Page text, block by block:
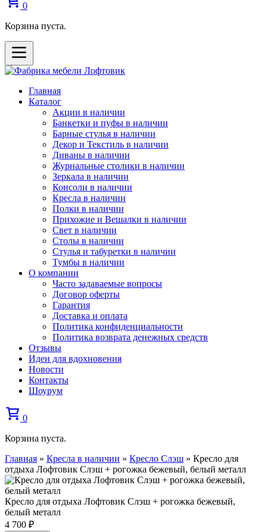
0
Корзина пуста.
Главная
Каталог
Акции в наличии
Банкетки и пуфы в наличии
Барные стулья в наличии
Декор и Текстиль в наличии
Диваны в наличии
Журнальные столики в наличии
Зеркала в наличии
Консоли в наличии
Кресла в наличии
Полки в наличии
Прихожие и Вешалки в наличии
Свет в наличии
Столы в наличии
Стулья и табуретки в наличии
Тумбы в наличии
О компании
Часто задаваемые вопросы
Договор оферты
Гарантия
Доставка и оплата
Политика конфиденциальности
Политика возврата денежных средств
Отзывы
Идеи для вдохновения
Новости
Контакты
Шоурум
0
Корзина пуста.
Главная » Кресла в наличии » Кресло Слэш » Кресло для
отдыха Лофтовик Слэш + рогожка бежевый, белый металл
Кресло для отдыха Лофтовик Слэш + рогожка бежевый,
белый металл
4 700 ₽